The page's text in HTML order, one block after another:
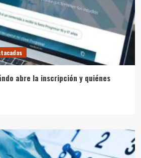
abre la inscripción y quiénes